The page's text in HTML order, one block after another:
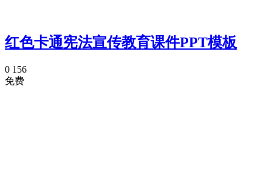
红色卡通宪法宣传教育课件PPT模板
0 156
免费